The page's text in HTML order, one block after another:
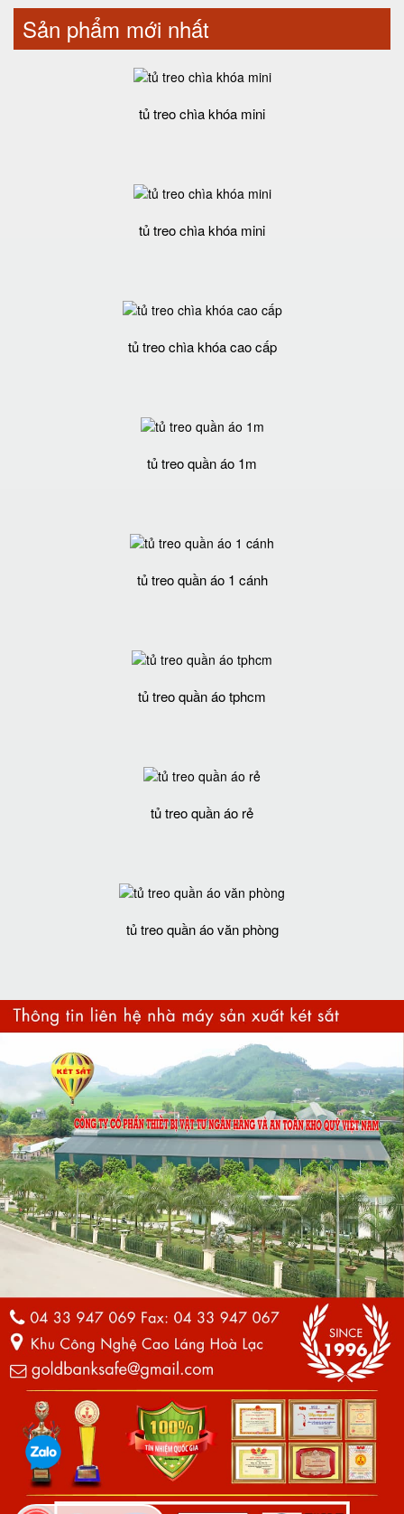
Sản phẩm mới nhất
tủ treo chìa khóa mini
tủ treo chìa khóa mini
tủ treo chìa khóa cao cấp
tủ treo quần áo 1m
tủ treo quần áo 1 cánh
tủ treo quần áo tphcm
tủ treo quần áo rẻ
tủ treo quần áo văn phòng